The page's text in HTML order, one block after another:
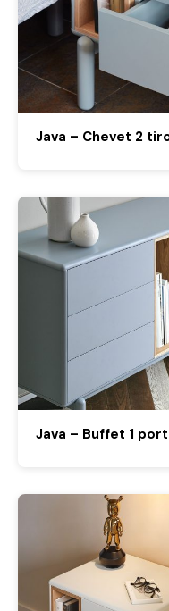
Java – Chevet 2
Java – Buffet 1